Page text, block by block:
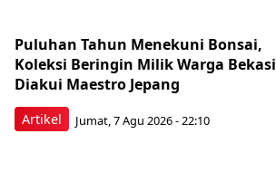
Artikel
Puluhan Tahun Menekuni Bonsai,
Koleksi Beringin Milik Warga Bekasi
Diakui Maestro Jepang
Jumat, 7 Agu 2026 - 22:10